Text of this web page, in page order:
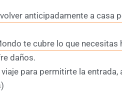
anticipadamente a casa
te cubre lo que necesitas
daños.
para permitirte la entrada,